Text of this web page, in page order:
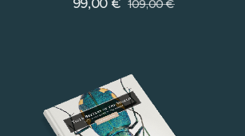
99,00€ 109,00€